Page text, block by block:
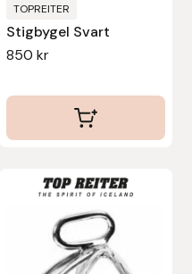
TOPREITER
Stigbygel Svart
850 kr